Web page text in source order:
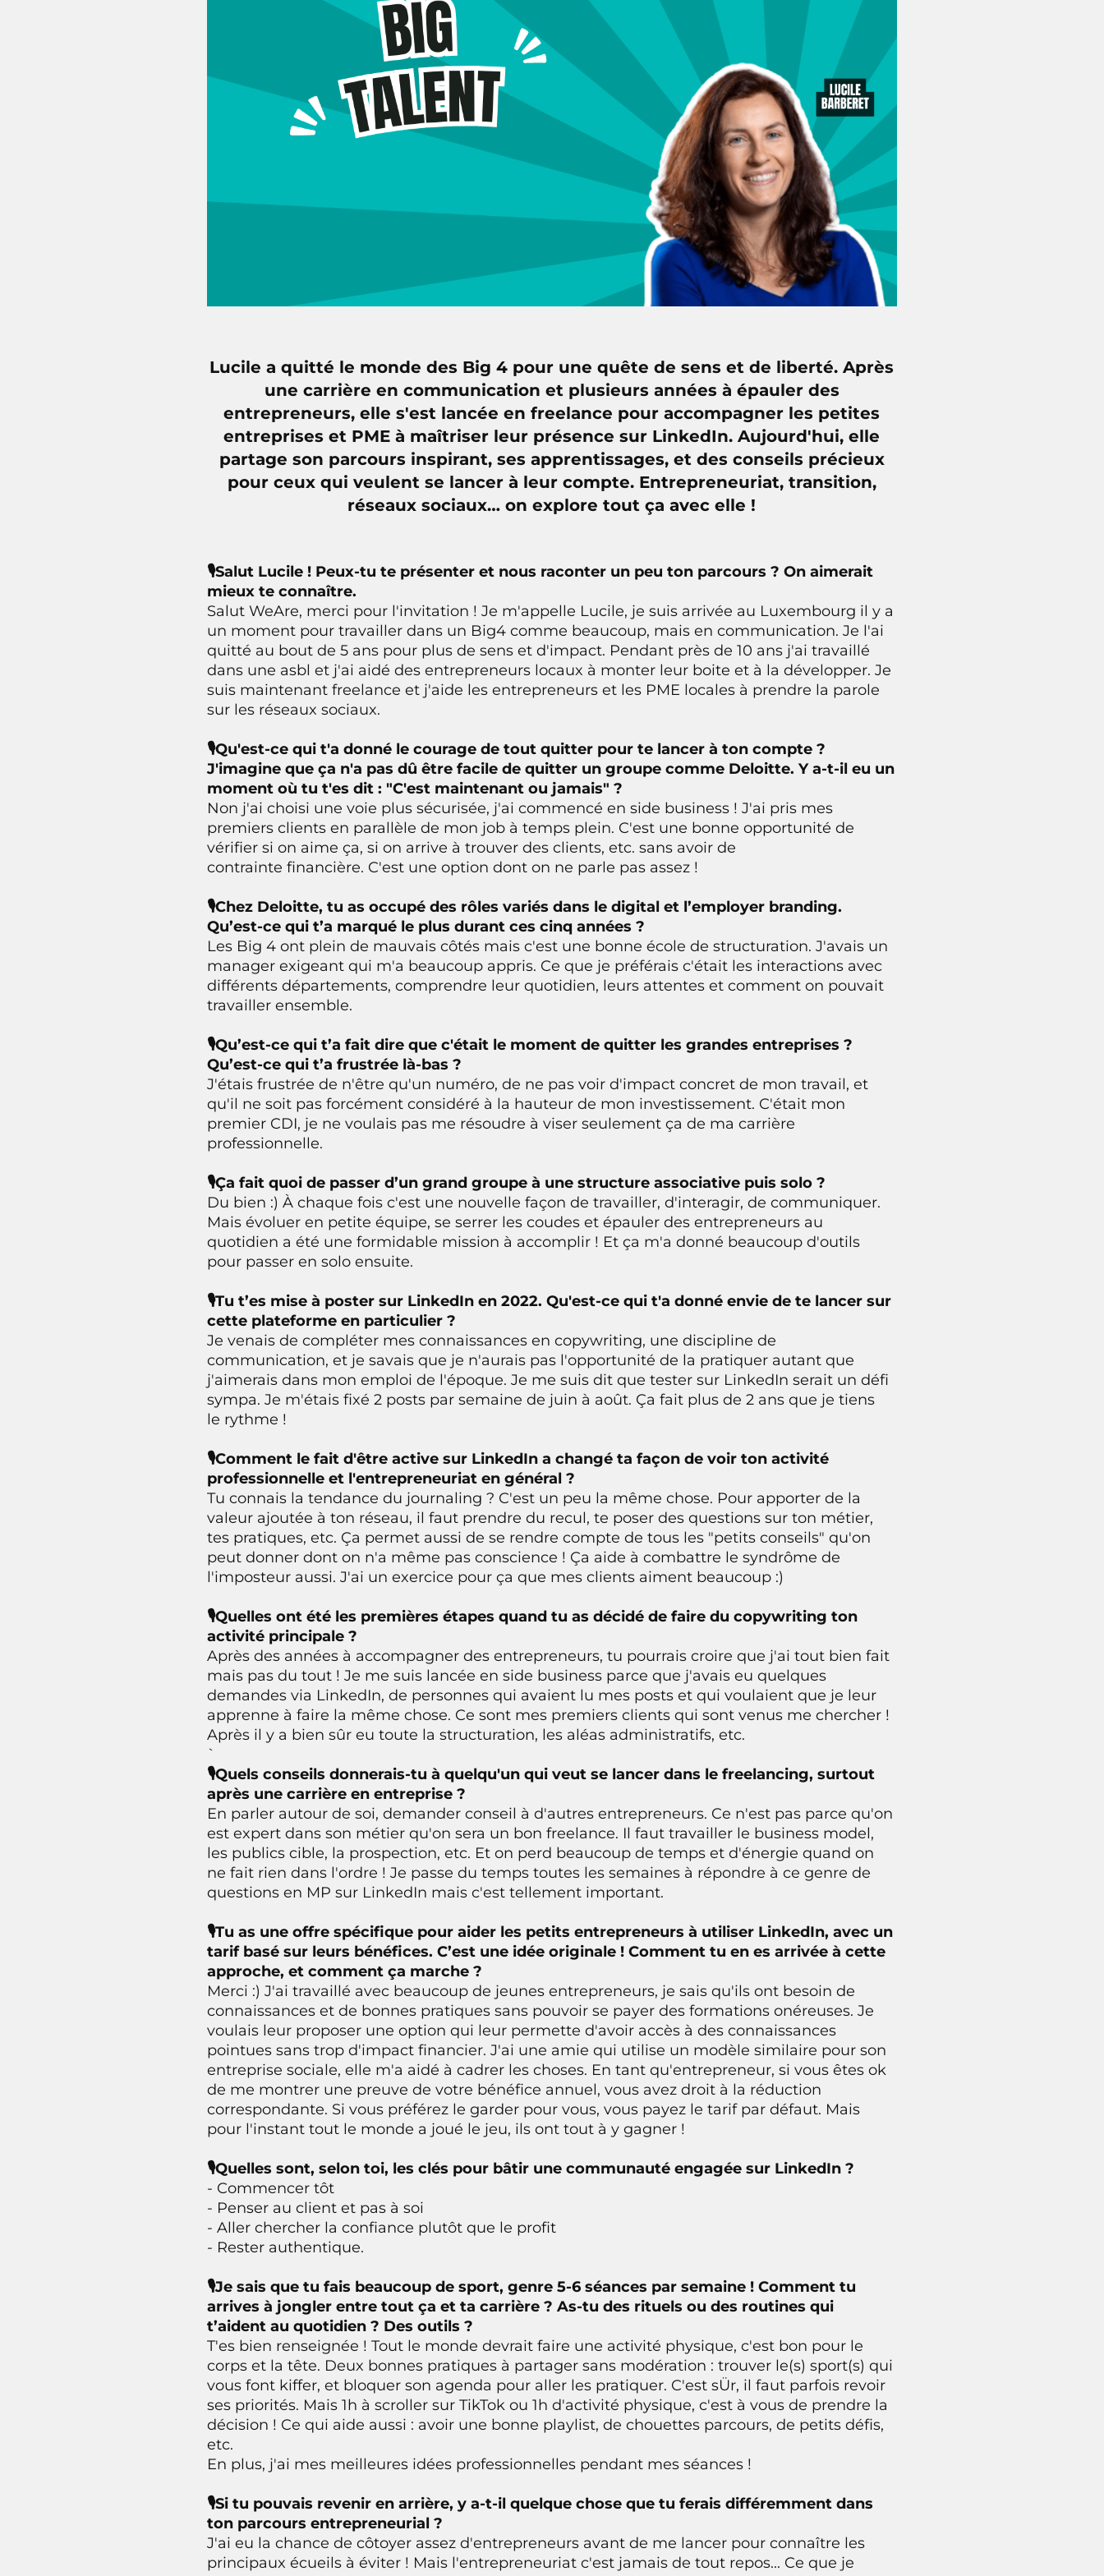
Lucile a quitté le monde des Big 4 pour une quête de sens et de liberté. Après
une carrière en communication et plusieurs années à épauler des
entrepreneurs, elle s'est lancée en freelance pour accompagner les petites
entreprises et PME à maîtriser leur présence sur LinkedIn. Aujourd'hui, elle
partage son parcours inspirant, ses apprentissages, et des conseils précieux
pour ceux qui veulent se lancer à leur compte. Entrepreneuriat, transition,
réseaux sociaux… on explore tout ça avec elle !
🎙Salut Lucile ! Peux-tu te présenter et nous raconter un peu ton parcours ? On aimerait
mieux te connaître.
Salut WeAre, merci pour l'invitation ! Je m'appelle Lucile, je suis arrivée au Luxembourg il y a
un moment pour travailler dans un Big4 comme beaucoup, mais en communication. Je l'ai
quitté au bout de 5 ans pour plus de sens et d'impact. Pendant près de 10 ans j'ai travaillé
dans une asbl et j'ai aidé des entrepreneurs locaux à monter leur boite et à la développer. Je
suis maintenant freelance et j'aide les entrepreneurs et les PME locales à prendre la parole
sur les réseaux sociaux.
🎙Qu'est-ce qui t'a donné le courage de tout quitter pour te lancer à ton compte ?
J'imagine que ça n'a pas dû être facile de quitter un groupe comme Deloitte. Y a-t-il eu un
moment où tu t'es dit : "C'est maintenant ou jamais" ?
Non j'ai choisi une voie plus sécurisée, j'ai commencé en side business ! J'ai pris mes
premiers clients en parallèle de mon job à temps plein. C'est une bonne opportunité de
vérifier si on aime ça, si on arrive à trouver des clients, etc. sans avoir de
contrainte financière. C'est une option dont on ne parle pas assez !
🎙Chez Deloitte, tu as occupé des rôles variés dans le digital et l’employer branding.
Qu’est-ce qui t’a marqué le plus durant ces cinq années ?
Les Big 4 ont plein de mauvais côtés mais c'est une bonne école de structuration. J'avais un
manager exigeant qui m'a beaucoup appris. Ce que je préférais c'était les interactions avec
différents départements, comprendre leur quotidien, leurs attentes et comment on pouvait
travailler ensemble.
🎙Qu’est-ce qui t’a fait dire que c'était le moment de quitter les grandes entreprises ?
Qu’est-ce qui t’a frustrée là-bas ?
J'étais frustrée de n'être qu'un numéro, de ne pas voir d'impact concret de mon travail, et
qu'il ne soit pas forcément considéré à la hauteur de mon investissement. C'était mon
premier CDI, je ne voulais pas me résoudre à viser seulement ça de ma carrière
professionnelle.
🎙Ça fait quoi de passer d’un grand groupe à une structure associative puis solo ?
Du bien :) À chaque fois c'est une nouvelle façon de travailler, d'interagir, de communiquer.
Mais évoluer en petite équipe, se serrer les coudes et épauler des entrepreneurs au
quotidien a été une formidable mission à accomplir ! Et ça m'a donné beaucoup d'outils
pour passer en solo ensuite.
🎙Tu t’es mise à poster sur LinkedIn en 2022. Qu'est-ce qui t'a donné envie de te lancer sur
cette plateforme en particulier ?
Je venais de compléter mes connaissances en copywriting, une discipline de
communication, et je savais que je n'aurais pas l'opportunité de la pratiquer autant que
j'aimerais dans mon emploi de l'époque. Je me suis dit que tester sur LinkedIn serait un défi
sympa. Je m'étais fixé 2 posts par semaine de juin à août. Ça fait plus de 2 ans que je tiens
le rythme !
🎙Comment le fait d'être active sur LinkedIn a changé ta façon de voir ton activité
professionnelle et l'entrepreneuriat en général ?
Tu connais la tendance du journaling ? C'est un peu la même chose. Pour apporter de la
valeur ajoutée à ton réseau, il faut prendre du recul, te poser des questions sur ton métier,
tes pratiques, etc. Ça permet aussi de se rendre compte de tous les "petits conseils" qu'on
peut donner dont on n'a même pas conscience ! Ça aide à combattre le syndrôme de
l'imposteur aussi. J'ai un exercice pour ça que mes clients aiment beaucoup :)
🎙Quelles ont été les premières étapes quand tu as décidé de faire du copywriting ton
activité principale ?
Après des années à accompagner des entrepreneurs, tu pourrais croire que j'ai tout bien fait
mais pas du tout ! Je me suis lancée en side business parce que j'avais eu quelques
demandes via LinkedIn, de personnes qui avaient lu mes posts et qui voulaient que je leur
apprenne à faire la même chose. Ce sont mes premiers clients qui sont venus me chercher !
Après il y a bien sûr eu toute la structuration, les aléas administratifs, etc.
`
🎙Quels conseils donnerais-tu à quelqu'un qui veut se lancer dans le freelancing, surtout
après une carrière en entreprise ?
En parler autour de soi, demander conseil à d'autres entrepreneurs. Ce n'est pas parce qu'on
est expert dans son métier qu'on sera un bon freelance. Il faut travailler le business model,
les publics cible, la prospection, etc. Et on perd beaucoup de temps et d'énergie quand on
ne fait rien dans l'ordre ! Je passe du temps toutes les semaines à répondre à ce genre de
questions en MP sur LinkedIn mais c'est tellement important.
🎙Tu as une offre spécifique pour aider les petits entrepreneurs à utiliser LinkedIn, avec un
tarif basé sur leurs bénéfices. C’est une idée originale ! Comment tu en es arrivée à cette
approche, et comment ça marche ?
Merci :) J'ai travaillé avec beaucoup de jeunes entrepreneurs, je sais qu'ils ont besoin de
connaissances et de bonnes pratiques sans pouvoir se payer des formations onéreuses. Je
voulais leur proposer une option qui leur permette d'avoir accès à des connaissances
pointues sans trop d'impact financier. J'ai une amie qui utilise un modèle similaire pour son
entreprise sociale, elle m'a aidé à cadrer les choses. En tant qu'entrepreneur, si vous êtes ok
de me montrer une preuve de votre bénéfice annuel, vous avez droit à la réduction
correspondante. Si vous préférez le garder pour vous, vous payez le tarif par défaut. Mais
pour l'instant tout le monde a joué le jeu, ils ont tout à y gagner !
🎙Quelles sont, selon toi, les clés pour bâtir une communauté engagée sur LinkedIn ?
- Commencer tôt
- Penser au client et pas à soi
- Aller chercher la confiance plutôt que le profit
- Rester authentique.
🎙Je sais que tu fais beaucoup de sport, genre 5-6 séances par semaine ! Comment tu
arrives à jongler entre tout ça et ta carrière ? As-tu des rituels ou des routines qui
t’aident au quotidien ? Des outils ?
T'es bien renseignée ! Tout le monde devrait faire une activité physique, c'est bon pour le
corps et la tête. Deux bonnes pratiques à partager sans modération : trouver le(s) sport(s) qui
vous font kiffer, et bloquer son agenda pour aller les pratiquer. C'est sÜr, il faut parfois revoir
ses priorités. Mais 1h à scroller sur TikTok ou 1h d'activité physique, c'est à vous de prendre la
décision ! Ce qui aide aussi : avoir une bonne playlist, de chouettes parcours, de petits défis,
etc.
En plus, j'ai mes meilleures idées professionnelles pendant mes séances !
🎙Si tu pouvais revenir en arrière, y a-t-il quelque chose que tu ferais différemment dans
ton parcours entrepreneurial ?
J'ai eu la chance de côtoyer assez d'entrepreneurs avant de me lancer pour connaître les
principaux écueils à éviter ! Mais l'entrepreneuriat c'est jamais de tout repos... Ce que je